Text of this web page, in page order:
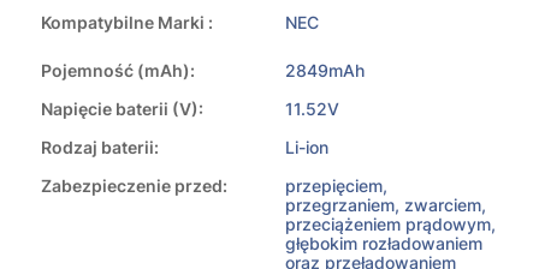
Kompatybilne Marki : NEC
Pojemność (mAh):
2849mAh
Napięcie baterii (V):
11.52V
Rodzaj baterii:
Li-ion
Zabezpieczenie przed:
przepięciem,
przegrzaniem, zwarciem,
przeciążeniem prądowym,
głębokim rozładowaniem
oraz przeładowaniem